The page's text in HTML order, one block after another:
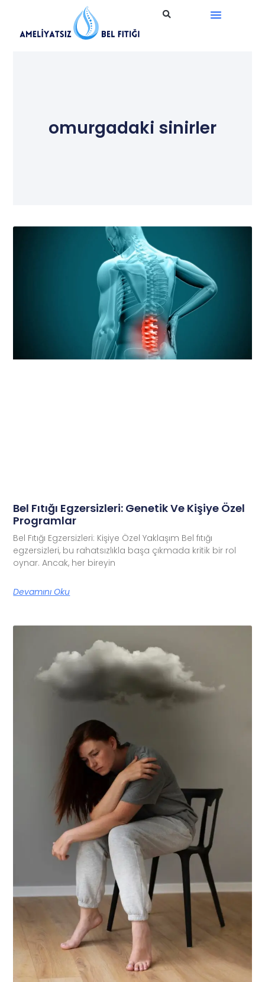
omurgadaki sinirler
Bel Fıtığı Egzersizleri: Genetik Ve Kişiye Özel
Programlar
Bel Fıtığı Egzersizleri: Kişiye Özel Yaklaşım Bel fıtığı
egzersizleri, bu rahatsızlıkla başa çıkmada kritik bir rol
oynar. Ancak, her bireyin
Devamını Oku